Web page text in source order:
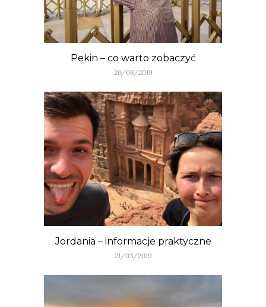
Pekin – co warto zobaczyć
20/08/2019
Jordania – informacje praktyczne
21/03/2019